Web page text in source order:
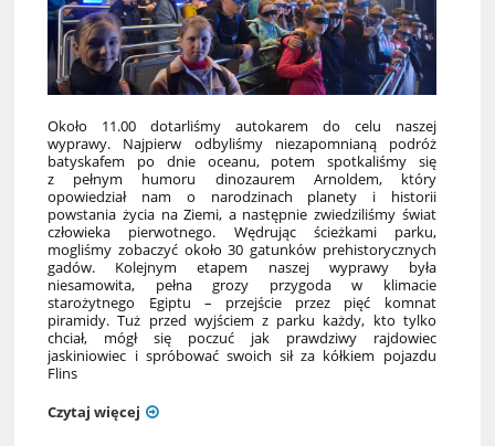
Około 11.00 dotarliśmy autokarem do celu naszej
wyprawy. Najpierw odbyliśmy niezapomnianą podróż
batyskafem po dnie oceanu, potem spotkaliśmy się
z pełnym humoru dinozaurem Arnoldem, który
opowiedział nam o narodzinach planety i historii
powstania życia na Ziemi, a następnie zwiedziliśmy świat
człowieka pierwotnego. Wędrując ścieżkami parku,
mogliśmy zobaczyć około 30 gatunków prehistorycznych
gadów. Kolejnym etapem naszej wyprawy była
niesamowita, pełna grozy przygoda w klimacie
starożytnego Egiptu – przejście przez pięć komnat
piramidy. Tuż przed wyjściem z parku każdy, kto tylko
chciał, mógł się poczuć jak prawdziwy rajdowiec
jaskiniowiec i spróbować swoich sił za kółkiem pojazdu
Flins
Czytaj więcej